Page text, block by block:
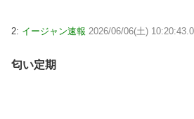
2: イージャン速報 2026/06/06(土)
匂い定期